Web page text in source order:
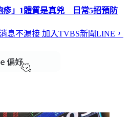
疹」1體質是真兇 日常5招預防
息不漏接 加入TVBS新聞LINE，